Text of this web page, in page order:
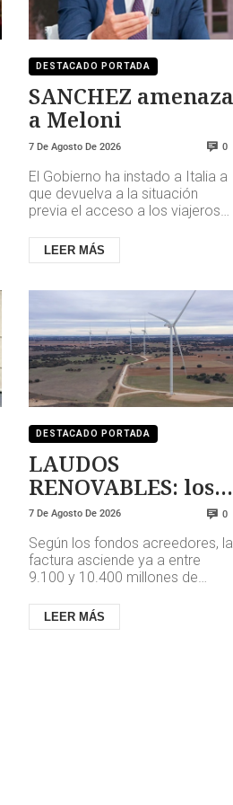
DESTACADO PORTADA
SANCHEZ amenaza
a Meloni
7 De Agosto De 2026 0
El Gobierno ha instado a Italia a
que devuelva a la situación
previa el acceso a los viajeros
de agosto Pedro Sánch...
LEER MÁS
DESTACADO PORTADA
LAUDOS
RENOVABLES: los
aplazamientos
pueden
multiplicar la
deuda
7 De Agosto De 2026 0
Según los fondos acreedores, la
factura asciende ya a entre
9.100 y 10.400 millones de
impago de los laudos arb...
LEER MÁS